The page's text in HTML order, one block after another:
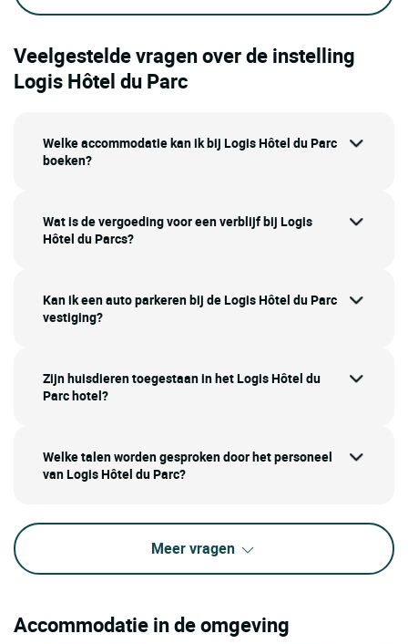
Veelgestelde vragen over de instelling
Logis Hôtel du Parc
Welke accommodatie kan ik bij Logis Hôtel du Parc
boeken?
Wat is de vergoeding voor een verblijf bij Logis
Hôtel du Parcs?
Kan ik een auto parkeren bij de Logis Hôtel du Parc
vestiging?
Zijn huisdieren toegestaan in het Logis Hôtel du
Parc hotel?
Welke talen worden gesproken door het personeel
van Logis Hôtel du Parc?
Meer vragen
Accommodatie in de omgeving